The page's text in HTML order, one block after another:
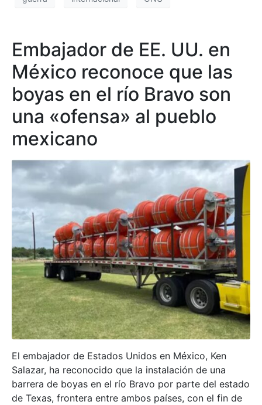
Embajador de EE. UU. en
México reconoce que las
boyas en el río Bravo son
una «ofensa» al pueblo
mexicano
El embajador de Estados Unidos en México, Ken
Salazar, ha reconocido que la instalación de una
barrera de boyas en el río Bravo por parte del estado
de Texas, frontera entre ambos países, con el fin de